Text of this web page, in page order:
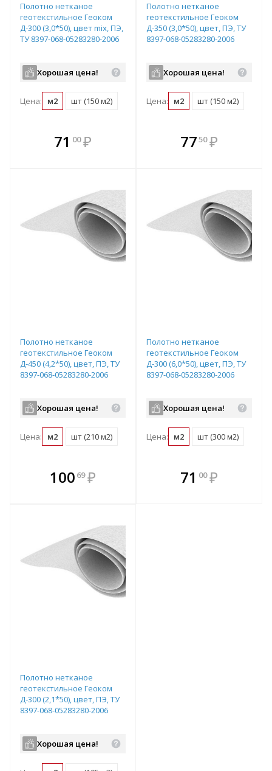
Полотно нетканое
геотекстильное Геоком
Д-300 (3,0*50), цвет mix, ПЭ,
ТУ 8397-068-05283280-2006
Хорошая цена!
Цена: м2 шт (150 м2)
71 00 ₽
В комплекте
всегда выгоднее!
Полотно нетканое
геотекстильное Геоком
Д-350 (3,0*50), цвет, ПЭ, ТУ
8397-068-05283280-2006
Хорошая цена!
Цена: м2 шт (150 м2)
В комплекте
всегда выгоднее!
7750 ₽
Полотно нетканое
геотекстильное Геоком
Д-450 (4,2*50), цвет, ПЭ, ТУ
8397-068-05283280-2006
Хорошая цена!
Цена: м2 шт (210 м2)
100 69 ₽
В комплекте
всегда выгоднее!
Полотно нетканое
геотекстильное Геоком
Д-300 (6,0*50), цвет, ПЭ, ТУ
8397-068-05283280-2006
Хорошая цена!
Цена: м2 шт (300 м2)
В комплекте
всегда выгоднее!
71 00 ₽
Полотно нетканое
геотекстильное Геоком
Д-300 (2,1*50), цвет, ПЭ, ТУ
8397-068-05283280-2006
Хорошая цена!